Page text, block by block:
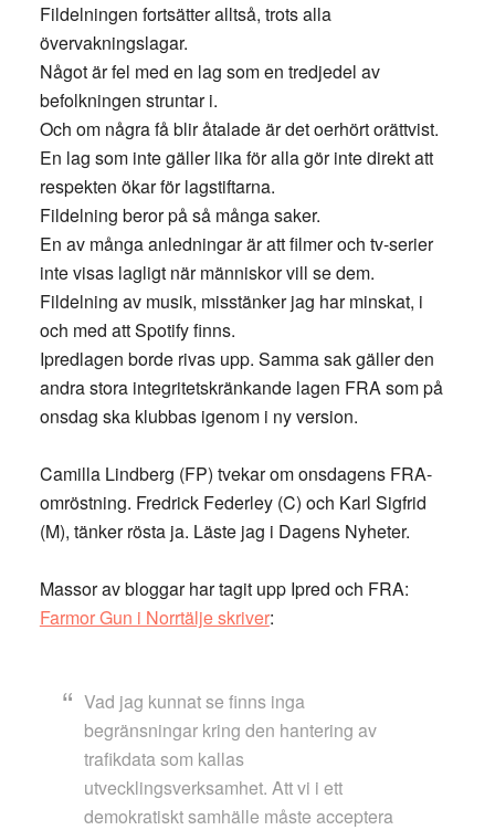
Fildelningen fortsätter alltså, trots alla
övervakningslagar.
Något är fel med en lag som en tredjedel av
befolkningen struntar i.
Och om några få blir åtalade är det oerhört orättvist.
En lag som inte gäller lika för alla gör inte direkt att
respekten ökar för lagstiftarna.
Fildelning beror på så många saker.
En av många anledningar är att filmer och tv-serier
inte visas lagligt när människor vill se dem.
Fildelning av musik, misstänker jag har minskat, i
och med att Spotify finns.
Ipredlagen borde rivas upp. Samma sak gäller den
andra stora integritetskränkande lagen FRA som på
onsdag ska klubbas igenom i ny version.
Camilla Lindberg (FP) tvekar om onsdagens FRA-
omröstning. Fredrick Federley (C) och Karl Sigfrid
(M), tänker rösta ja. Läste jag i Dagens Nyheter.
Massor av bloggar har tagit upp Ipred och FRA:
Farmor Gun i Norrtälje skriver:
Vad jag kunnat se finns inga
begränsningar kring den hantering av
trafikdata som kallas
utvecklingsverksamhet. Att vi i ett
demokratiskt samhälle måste acceptera